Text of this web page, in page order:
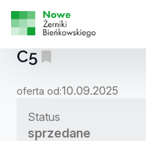
MIESZKANIE:
C5
oferta od:10.09.2025
Status
sprzedane